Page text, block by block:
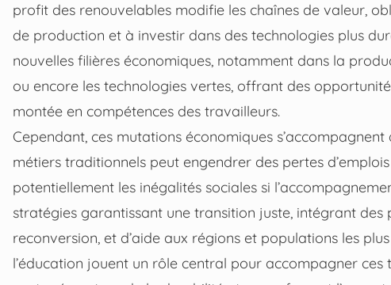
profit des renouvelables modifie les chaînes de valeur,
de production et à investir dans des technologies plus
nouvelles filières économiques, notamment dans la
ou encore les technologies vertes, offrant des
montée en compétences des travailleurs.
Cependant, ces mutations économiques
métiers traditionnels peut engendrer des pertes
potentiellement les inégalités sociales si
stratégies garantissant une transition juste, intégrant
reconversion, et d’aide aux régions et populations les
l’éducation jouent un rôle central pour accompagner